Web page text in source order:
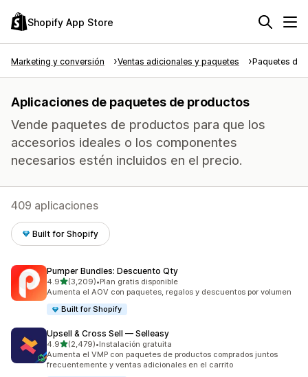
Shopify App Store
Marketing y conversión Ventas adicionales y paquetes Paquetes de
Aplicaciones de paquetes de productos
Vende paquetes de productos para que los
accesorios ideales o los componentes
necesarios estén incluidos en el precio.
409 aplicaciones
Built for Shopify
Pumper Bundles: Descuento Qty
4.9de 5 estrellas
(3,209)
3209 reseñas en total
•Plan gratis disponible
Aumenta el AOV con paquetes, regalos y descuentos por volumen
Built for Shopify
Upsell & Cross Sell — Selleasy
4.9de 5 estrellas
(2,479)
2479 reseñas en total
•Instalación gratuita
Aumenta el VMP con paquetes de productos comprados juntos
frecuentemente y ventas adicionales en el carrito